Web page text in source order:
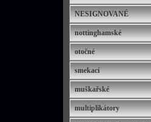
NESIGNOVANÉ
nottinghamské
otočné
smekací
muškařské
multiplikátory